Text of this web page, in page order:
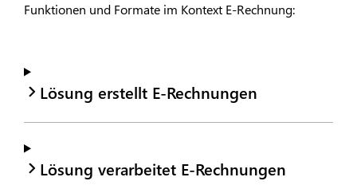
Funktionen und Formate im Kontext E-Rechnung:
Lösung erstellt E-Rechnungen
Lösung verarbeitet E-Rechnungen